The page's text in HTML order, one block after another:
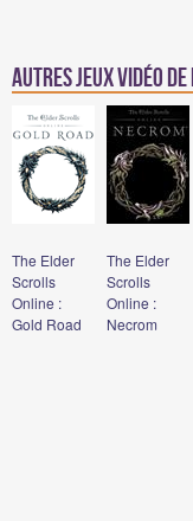
Autres jeux vidéo de
The Elder
Scrolls
Online :
Gold Road
The Elder
Scrolls
Online :
Necrom